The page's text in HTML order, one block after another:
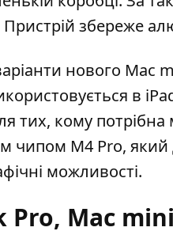
збереже
нового
в
тих, кому
чипом M4 Pro, який
можливості.
Pro, Mac